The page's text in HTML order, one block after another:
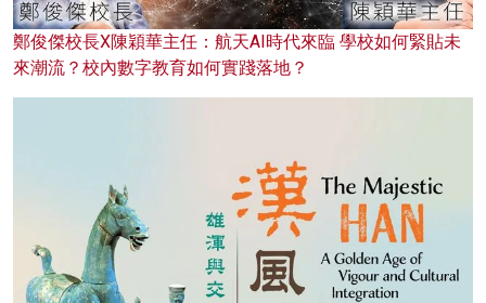
鄭俊傑校長X陳穎華主任：航天AI時代來臨 學校如何緊貼未
來潮流？校內數字教育如何實踐落地？